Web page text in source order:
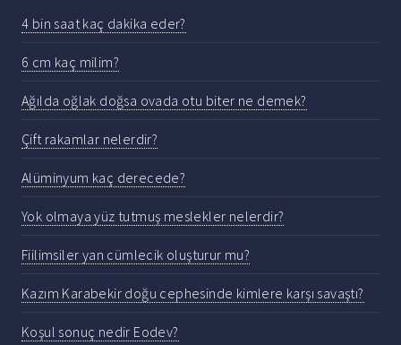
4 bin saat kaç dakika eder?
6 cm kaç milim?
Ağılda oğlak doğsa ovada otu biter ne demek?
Çift rakamlar nelerdir?
Alüminyum kaç derecede?
Yok olmaya yüz tutmuş meslekler nelerdir?
Fiilimsiler yan cümlecik oluşturur mu?
Kazım Karabekir doğu cephesinde kimlere karşı savaştı?
Koşul sonuç nedir Eodev?